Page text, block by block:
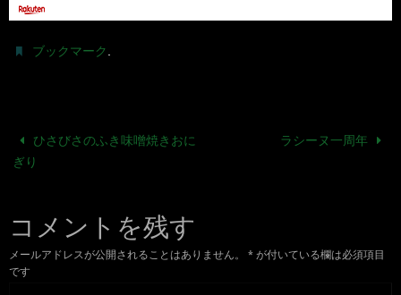
ブックマーク.
ひさびさのふき味噌焼きおに
ぎり
ラシーヌ一周年
コメントを残す
メールアドレスが公開されることはありません。 * が付いている欄は必須項目
です